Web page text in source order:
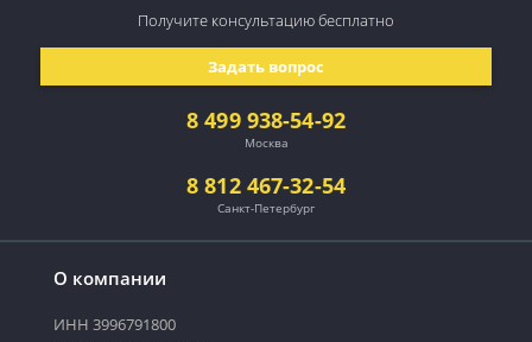
О компании
ИНН 3996791800
8 499 938-54-92
Москва
8 812 467-32-54
Санкт-Петербург
Задать вопрос
Получите консультациюбесплатно